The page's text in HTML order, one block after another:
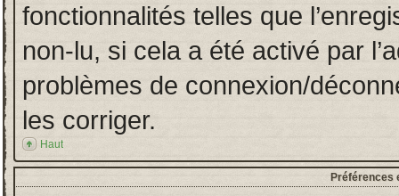
fonctionnalités telles que
non-lu, si cela a été activé par
problèmes de connexion/
les corriger.
Haut
Préférences